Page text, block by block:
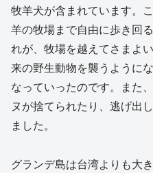
牧羊犬が含まれています。
羊の牧場まで自由に歩き回
れが、牧場を越えてさまよ
来の野生動物を襲うように
なっていったのです。また
ヌが捨てられたり、逃げ出
ました。
グランデ島は台湾よりも大